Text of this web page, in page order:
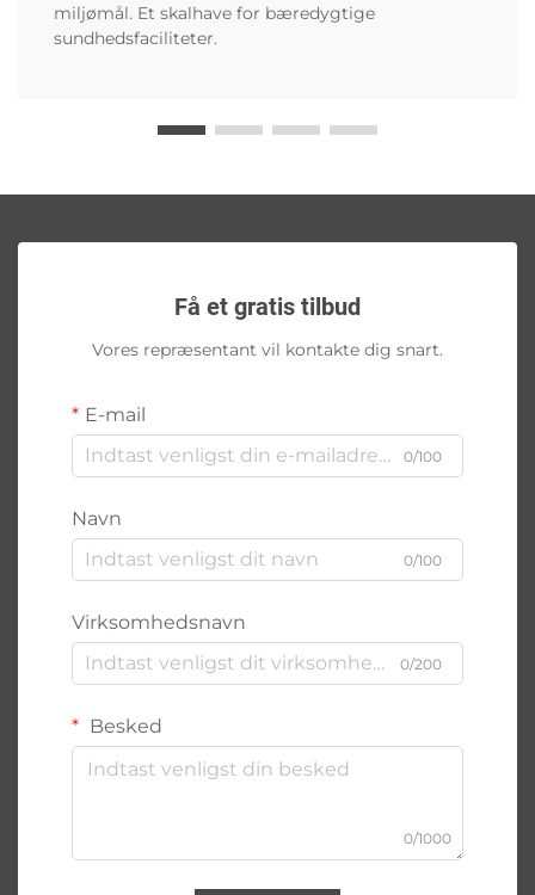
miljømål. Et skalhave for bæredygtige
sundhedsfaciliteter.
Få et gratis tilbud
Vores repræsentant vil kontakte dig snart.
E-mail
0/100
Navn
0/100
Virksomhedsnavn
0/200
Besked
0/1000